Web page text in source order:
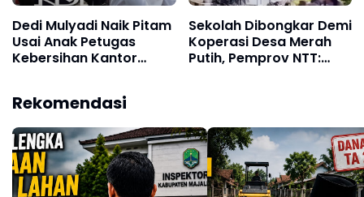
Dedi Mulyadi Naik Pitam
Usai Anak Petugas
Kebersihan Kantor
Sekolah Dibongkar Demi
Koperasi Desa Merah
Putih, Pemprov NTT:
Rekomendasi